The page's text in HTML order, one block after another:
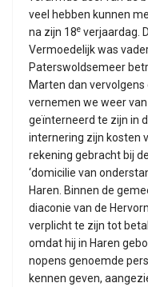
veel hebben kunnen
na zijn 18e verjaardag.
Vermoedelijk was
Paterswoldsemeer
Marten dan
vernemen we weer
geïnterneerd te zijn in
internering zijn kosten
rekening gebracht bij
‘domicilie van
Haren. Binnen de
diaconie van de
verplicht te zijn tot
omdat hij in Haren
nopens genoemde
kennen geven,